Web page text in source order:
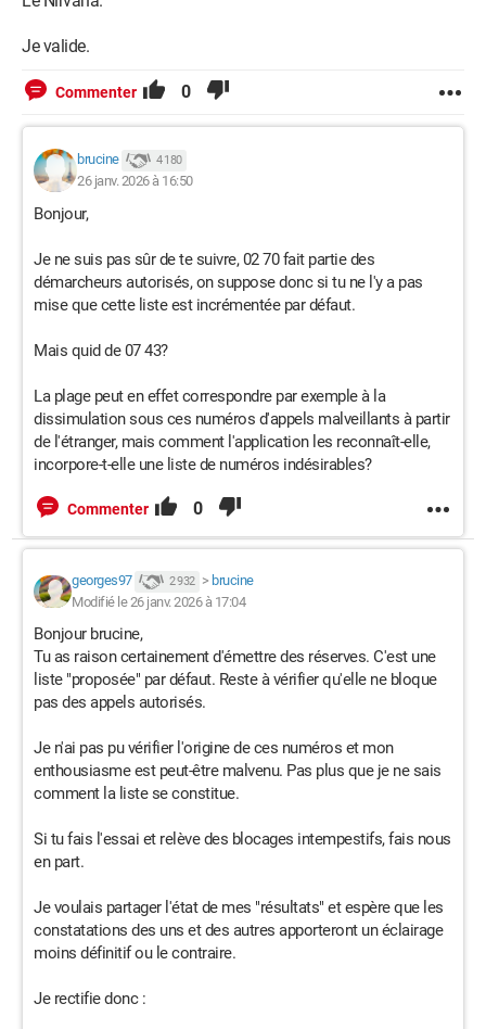
Je valide.
Commenter 0
brucine 4 180
26 janv. 2026 à 16:50
Bonjour,
Je ne suis pas sûr de te suivre, 02 70 fait partie des
démarcheurs autorisés, on suppose donc si tu ne l'y a pas
mise que cette liste est incrémentée par défaut.
Mais quid de 07 43?
La plage peut en effet correspondre par exemple à la
dissimulation sous ces numéros d'appels malveillants à partir
de l'étranger, mais comment l'application les reconnaît-elle,
incorpore-t-elle une liste de numéros indésirables?
Commenter 0
georges97 2 932 > brucine
Modifié le 26 janv. 2026 à 17:04
Bonjour brucine,
Tu as raison certainement d'émettre des réserves. C'est une
liste "proposée" par défaut. Reste à vérifier qu'elle ne bloque
pas des appels autorisés.
Je n'ai pas pu vérifier l'origine de ces numéros et mon
enthousiasme est peut-être malvenu. Pas plus que je ne sais
comment la liste se constitue.
Si tu fais l'essai et relève des blocages intempestifs, fais nous
en part.
Je voulais partager l'état de mes "résultats" et espère que les
constatations des uns et des autres apporteront un éclairage
moins définitif ou le contraire.
Je rectifie donc :